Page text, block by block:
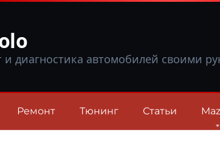
и диагностика автомобилей своими
Ремонт Тюнинг Статьи